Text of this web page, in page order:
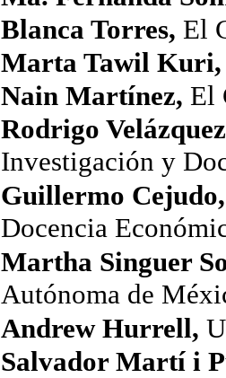
Blanca Torres, El
Marta Tawil Kuri,
Nain Martínez, El
Rodrigo
Investigación y
Guillermo
Docencia
Martha Singuer
Autónoma de
Andrew Hurrell,
Salvador Martí i